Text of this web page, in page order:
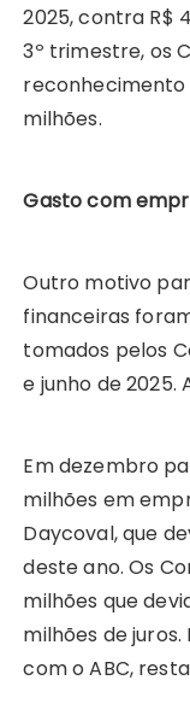
2025, contra R$
3º trimestre, os
reconhecimento
milhões.
Gasto com
Outro motivo
financeiras
tomados pelos
e junho de 2025.
Em dezembro
milhões em
Daycoval, que
deste ano. Os
milhões que
milhões de juros.
com o ABC,